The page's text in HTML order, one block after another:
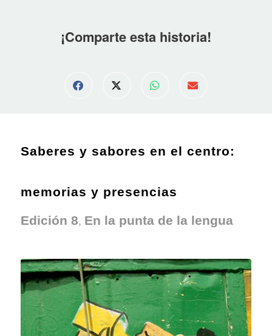
¡Comparte esta historia!
Saberes y sabores en el centro:
memorias y presencias
Edición 8, En la punta de la lengua